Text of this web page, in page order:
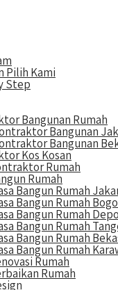
Pilih Kami
Step
Bangunan Rumah
Bangunan
Bangunan
Kos Kosan
Rumah
Rumah
Bangun Rumah
Bangun Rumah
Bangun Rumah
Bangun Rumah
Bangun Rumah
Bangun Rumah
Rumah
Rumah